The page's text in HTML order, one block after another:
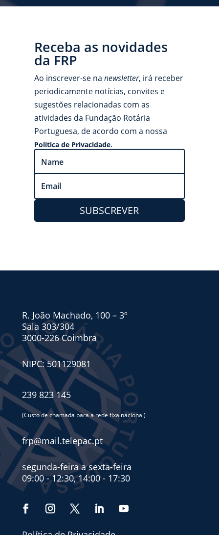
Receba as novidades
da FRP
Ao inscrever-se na newsletter, irá receber
periodicamente notícias, convites e
sugestões relacionadas com as
atividades da Fundação Rotária
Portuguesa, de acordo com a nossa
Política de Privacidade.
SUBSCREVER
R. João Machado, 100 – 3º
Sala 303/304
3000-226 Coimbra
NIPC: 501129081
239 823 145
(Custo de chamada para a rede fixa nacional)
frp@mail.telepac.pt
segunda-feira a sexta-feira
09:00 - 12:30, 14:00 - 17:30